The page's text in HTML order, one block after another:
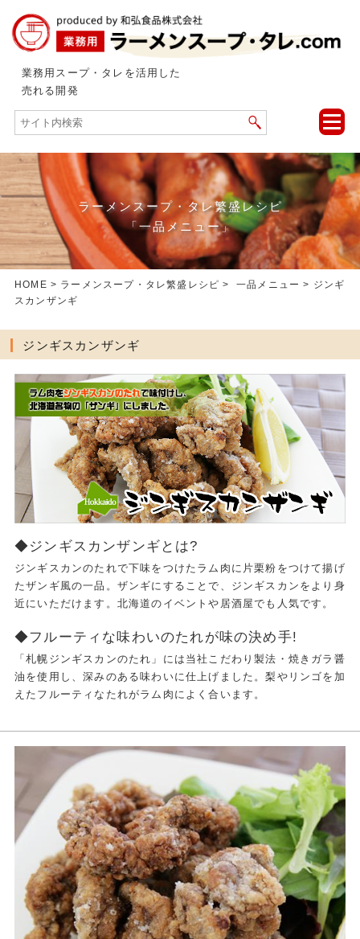
業務用スープ・タレを活用した
売れる開発
toggle
ラーメンスープ・タレ繁盛レシピ
「一品メニュー」
HOME > ラーメンスープ・タレ繁盛レシピ >一品メニュー > ジンギ
スカンザンギ
ジンギスカンザンギ
◆ジンギスカンザンギとは?
ジンギスカンのたれで下味をつけたラム肉に片栗粉をつけて揚げ
たザンギ風の一品。ザンギにすることで、ジンギスカンをより身
近にいただけます。北海道のイベントや居酒屋でも人気です。
◆フルーティな味わいのたれが味の決め手!
「札幌ジンギスカンのたれ」には当社こだわり製法・焼きガラ醤
油を使用し、深みのある味わいに仕上げました。梨やリンゴを加
えたフルーティなたれがラム肉によく合います。